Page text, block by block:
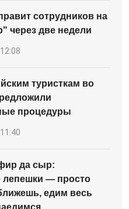
сотрудников на
через две недели
туристкам во
процедуры
да сыр:
лепешки — просто
едим весь